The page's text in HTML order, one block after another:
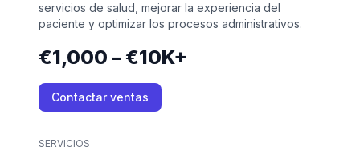
servicios de salud, mejorar la experiencia del
paciente y optimizar los procesos administrativos.
€1,000 – €10K+
Contactar ventas
SERVICIOS